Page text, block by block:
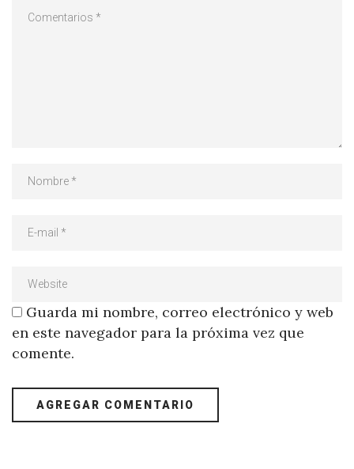
Guarda mi nombre, correo electrónico y web
en este navegador para la próxima vez que
comente.